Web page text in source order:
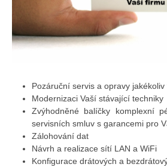
Pozáruční servis a opravy
Modernizaci Vaší stávající techniky
Zvýhodněné balíčky komplexní
servisních smluv s garancemi pro
Zálohování dat
Návrh a realizace sítí LAN a WiFi
Konfigurace drátových a